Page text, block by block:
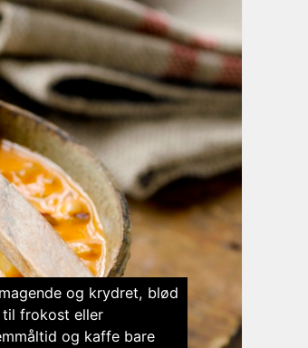
og krydret, blød
frokost eller
og kaffe bare